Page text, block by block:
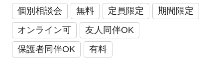
個別相談会
無料 定員限定
期間限定
オンライン可
友人同伴OK
保護者同伴OK
有料